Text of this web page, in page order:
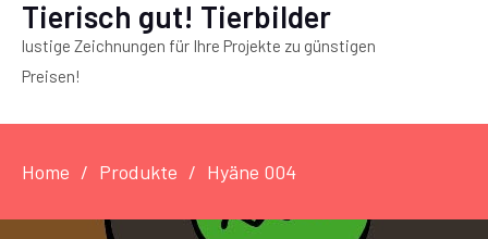
Tierisch gut! Tierbilder
lustige Zeichnungen für Ihre Projekte zu günstigen
Preisen!
Home Produkte Hyäne 004